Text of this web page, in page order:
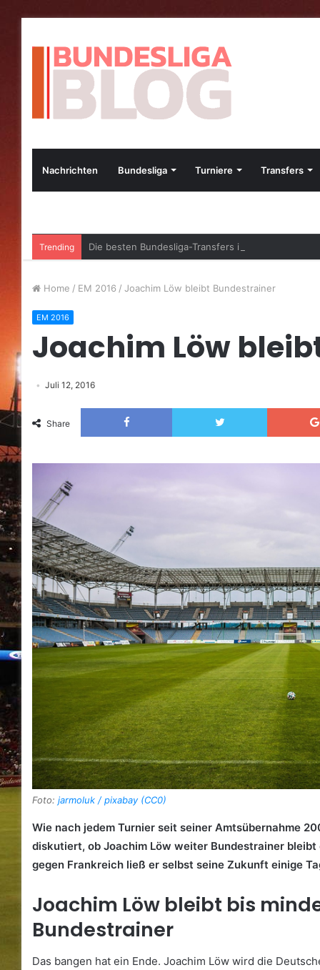
Nachrichten Bundesliga Turniere Transfers
Trending Die besten Bundesliga-Transfers im Jahr 2023
Home / EM 2016 / Joachim Löw bleibt Bundestrainer
EM 2016
Joachim Löw
Juli 12, 2016
Share
Facebook Twitter
Foto: jarmoluk / pixabay (CC0)
Wie nach jedem Turnier seit seiner Amtsübernahme
diskutiert, ob Joachim Löw weiter Bundestrainer
gegen Frankreich ließ er selbst seine Zukunft einige
Joachim Löw bleibt bis
Bundestrainer
Das bangen hat ein Ende. Joachim Löw wird die